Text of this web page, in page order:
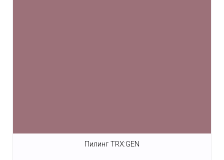
Пилинг TRX:GEN